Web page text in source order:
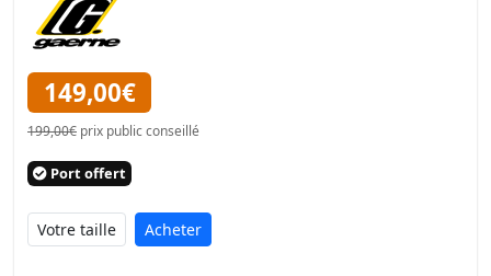
149,00€
199,00€ prix public conseillé
Port offert
Acheter